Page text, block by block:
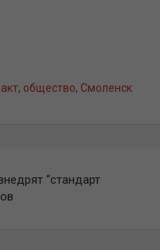
, общество, Смоленск
“стандарт